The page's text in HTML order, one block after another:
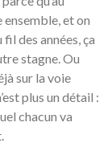
ensemble, et on
des années, ça
stagne. Ou
sur la voie
plus un détail :
chacun va